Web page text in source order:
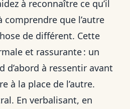
à reconnaître ce qu’il
comprendre que l’autre
de différent. Cette
et rassurante : un
d’abord à ressentir avant
à la place de l’autre.
En verbalisant, en